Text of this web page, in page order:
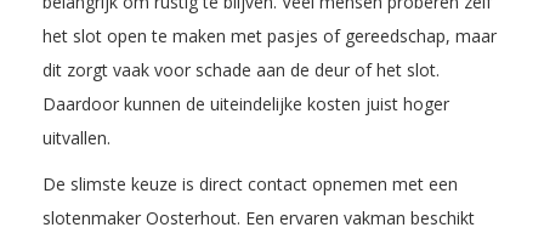
het slot open te maken met pasjes of gereedschap, maar
dit zorgt vaak voor schade aan de deur of het slot.
Daardoor kunnen de uiteindelijke kosten juist hoger
uitvallen.
De slimste keuze is direct contact opnemen met een
slotenmaker Oosterhout. Een ervaren vakman beschikt